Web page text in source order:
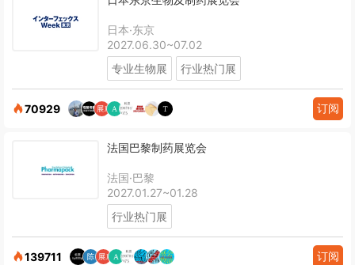
日本·东京
2027.06.30~07.02
专业生物展
行业热门展
70929 订阅
法国巴黎制药展览会
法国·巴黎
2027.01.27~01.28
行业热门展
139711 订阅